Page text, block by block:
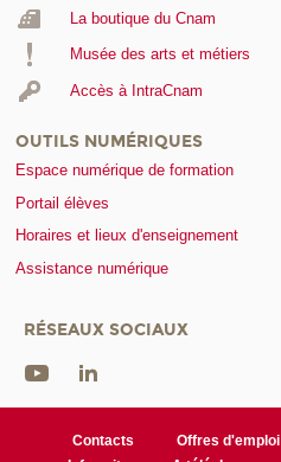
La boutique du Cnam
Musée des arts et métiers
Accès à IntraCnam
OUTILS NUMÉRIQUES
Espace numérique de formation
Portail élèves
Horaires et lieux d'enseignement
Assistance numérique
RÉSEAUX SOCIAUX
Contacts Offres d'emploi